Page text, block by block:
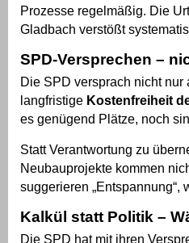
Prozesse regelmäßig. Die
Gladbach verstößt
SPD-Versprechen –
Die SPD versprach nicht
langfristige Kostenfreiheit
es genügend Plätze, noch
Statt Verantwortung zu
Neubauprojekte kommen
suggerieren
Kalkül statt Politik –
Die SPD hat mit ihren